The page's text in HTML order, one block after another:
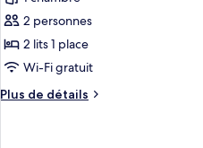
ce
type
de
chambre :
Chambre
2 personnes
2 lits 1 place
Wi-Fi gratuit
Plus de détails
Plus